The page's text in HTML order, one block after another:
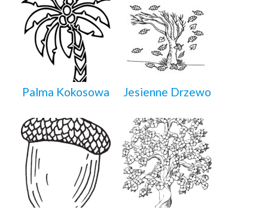
Palma Kokosowa Jesienne Drzewo